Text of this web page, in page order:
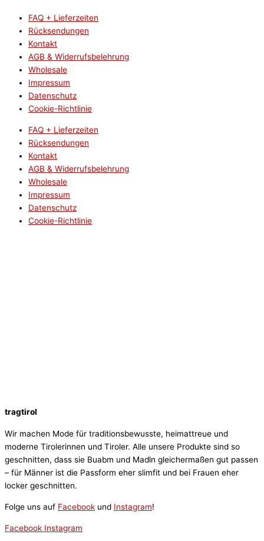
FAQ + Lieferzeiten
Rücksendungen
Kontakt
AGB & Widerrufsbelehrung
Wholesale
Impressum
Datenschutz
Cookie-Richtlinie
FAQ + Lieferzeiten
Rücksendungen
Kontakt
AGB & Widerrufsbelehrung
Wholesale
Impressum
Datenschutz
Cookie-Richtlinie
tragtirol
Wir machen Mode für traditionsbewusste, heimattreue und
moderne Tirolerinnen und Tiroler. Alle unsere Produkte sind so
geschnitten, dass sie Buabm und Madln gleichermaßen gut passen
– für Männer ist die Passform eher slimfit und bei Frauen eher
locker geschnitten.
Folge uns auf Facebook und Instagram!
Facebook Instagram